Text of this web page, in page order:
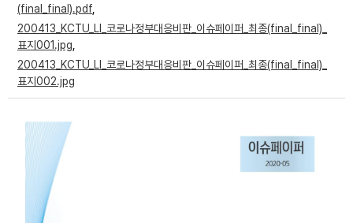
(final_final).pdf
200413_KCTU_LI_코로나정부대응비판_이슈페이퍼_최종(final_final)_
표지001.jpg
200413_KCTU_LI_코로나정부대응비판_이슈페이퍼_최종(final_final)_
표지002.jpg
카드뉴스
부설기관
업무